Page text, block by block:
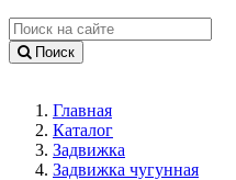
Поиск
Главная
Каталог
Задвижка
Задвижка чугунная